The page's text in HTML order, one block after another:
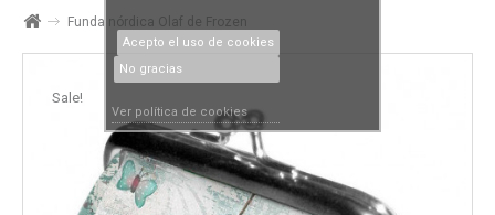
Acepto el uso de cookies
No gracias
Ver política de cookies
Funda nórdica Olaf de Frozen
Sale!